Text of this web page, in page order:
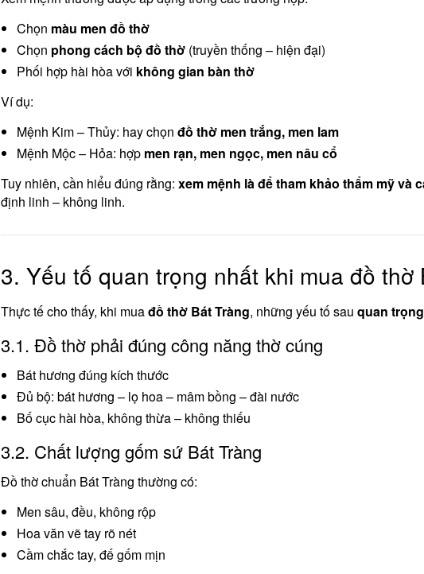
Chọn màu men đồ thờ
Chọn phong cách bộ đồ thờ(truyền thống – hiện đại)
Phối hợp hài hòa với không gian bàn thờ
Ví dụ:
Mệnh Kim – Thủy: hay chọn đồ thờ men trắng, men lam
Mệnh Mộc – Hỏa: hợp men rạn, men ngọc, men nâu cổ
Tuy nhiên, cần hiểu đúng rằng: xem mệnh là để tham khảo thẩm mỹ và
định linh – không linh.
3. Yếu tố quan trọng nhất khi mua đồ thờ
Thực tế cho thấy, khi muađồ thờ Bát Tràng, những yếu tố sau quan
3.1. Đồ thờ phải đúng công năng thờ cúng
Bát hương đúng kích thước
Đủ bộ: bát hương – lọ hoa – mâm bồng – đài nước
Bố cục hài hòa, không thừa – không thiếu
3.2. Chất lượng gốm sứ Bát Tràng
Đồ thờ chuẩn Bát Tràng thường có:
Men sâu, đều, không rộp
Hoa văn vẽ tay rõ nét
Cầm chắc tay, đế gốm mịn